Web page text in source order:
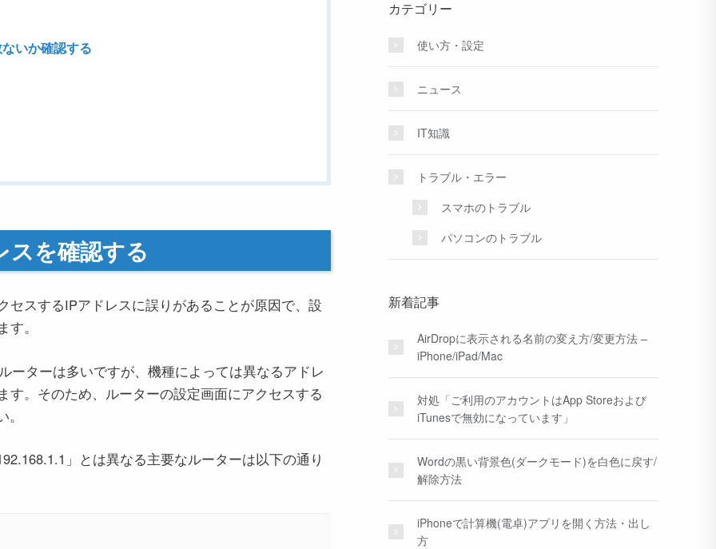
いか確認する
スを確認する
スするIPアドレスに誤りがあることが原因で、設
。
ーターは多いですが、機種によっては異なるアドレ
。そのため、ルーターの設定画面にアクセスする
」とは異なる主要なルーターは以下の通り
カテゴリー
使い方・設定
ニュース
IT知識
トラブル・エラー
スマホのトラブル
パソコンのトラブル
新着記事
AirDropに表示される名前の変え方/変更方法 –
iPhone/iPad/Mac
対処「ご利用のアカウントはApp Storeおよび
iTunesで無効になっています」
Wordの黒い背景色(ダークモード)を白色に戻す/
解除方法
iPhoneで計算機(電卓)アプリを開く方法・出し
方